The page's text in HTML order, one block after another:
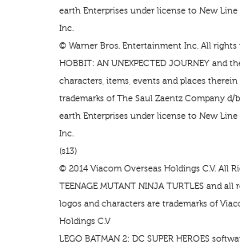
earth Enterprises under license to New Line
Inc.
© Warner Bros. Entertainment Inc. All rights
HOBBIT: AN UNEXPECTED JOURNEY and
characters, items, events and places therein
trademarks of The Saul Zaentz Company d/
earth Enterprises under license to New Line
Inc.
(s13)
© 2014 Viacom Overseas Holdings C.V. All
TEENAGE MUTANT NINJA TURTLES and all
logos and characters are trademarks of
Holdings C.V
LEGO BATMAN 2: DC SUPER HEROES